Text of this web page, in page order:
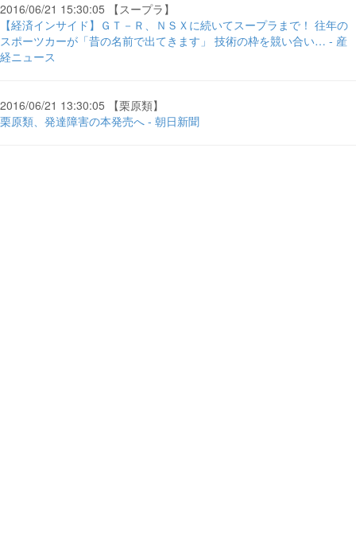
2016/06/21 15:30:05 【スープラ】
【経済インサイド】ＧＴ－Ｒ、ＮＳＸに続いてスープラまで！ 往年の
スポーツカーが「昔の名前で出てきます」 技術の枠を競い合い… - 産
経ニュース
2016/06/21 13:30:05 【栗原類】
栗原類、発達障害の本発売へ - 朝日新聞